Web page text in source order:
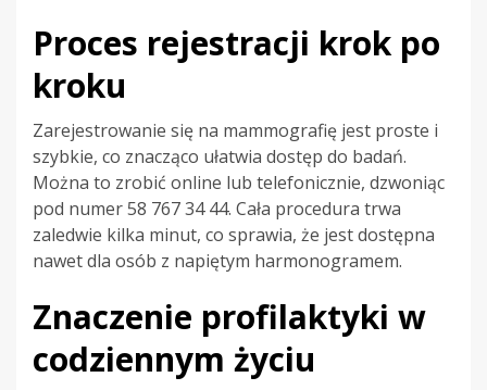
Proces rejestracji krok po
kroku
Zarejestrowanie się na mammografię jest proste i
szybkie, co znacząco ułatwia dostęp do badań.
Można to zrobić online lub telefonicznie, dzwoniąc
pod numer 58 767 34 44. Cała procedura trwa
zaledwie kilka minut, co sprawia, że jest dostępna
nawet dla osób z napiętym harmonogramem.
Znaczenie profilaktyki w
codziennym życiu